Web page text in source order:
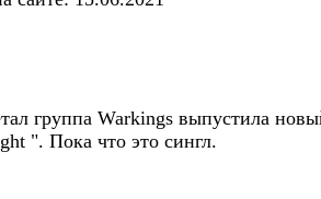
группа Warkings выпустила
". Пока что это сингл.